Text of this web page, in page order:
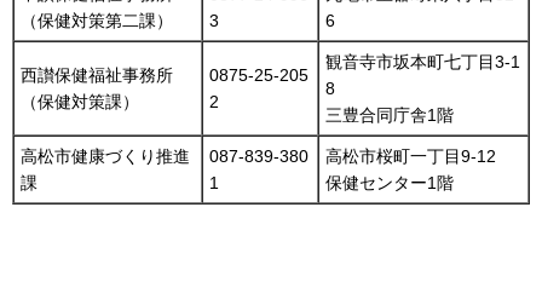
（保健対策第二課）
3
6
西讃保健福祉事務所
（保健対策課）
0875-25-205
2
観音寺市坂本町七丁目3-1
8
三豊合同庁舎1階
高松市健康づくり推進
課
087-839-380
1
高松市桜町一丁目9-12
保健センター1階